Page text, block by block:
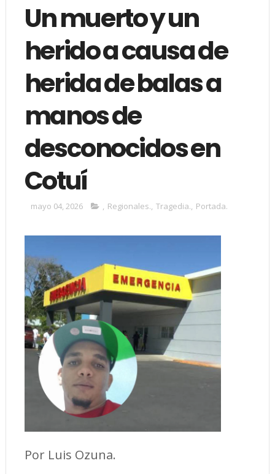
Un muerto y un
herido a causa de
herida de balas a
manos de
desconocidos en
Cotuí
mayo 04, 2026 , Regionales., Tragedia., Portada.
Por Luis Ozuna.